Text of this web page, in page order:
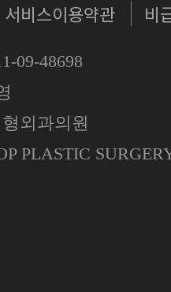
서비스이용약관 비
09-48698
외과의원
PLASTIC